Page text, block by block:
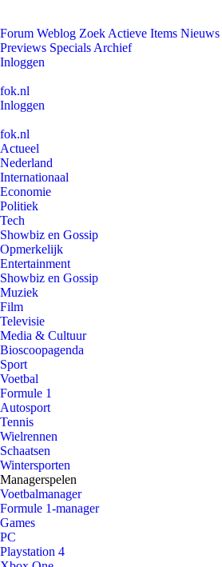
Forum Weblog Zoek Actieve Items Nieuws
Previews Specials Archief
Inloggen
fok.nl
Inloggen
fok.nl
Actueel
Nederland
Internationaal
Economie
Politiek
Tech
Showbiz en Gossip
Opmerkelijk
Entertainment
Showbiz en Gossip
Muziek
Film
Televisie
Media & Cultuur
Bioscoopagenda
Sport
Voetbal
Formule 1
Autosport
Tennis
Wielrennen
Schaatsen
Wintersporten
Managerspelen
Voetbalmanager
Formule 1-manager
Games
PC
Playstation 4